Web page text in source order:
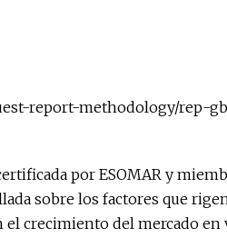
report-methodology/rep-
por ESOMAR y
sobre los factores que
el crecimiento del mercado en